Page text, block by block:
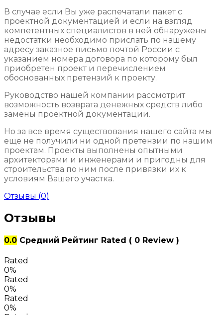
В случае если Вы уже распечатали пакет с
проектной документацией и если на взгляд
компетентных специалистов в ней обнаружены
недостатки необходимо прислать по нашему
адресу заказное письмо почтой России с
указанием номера договора по которому был
приобретен проект и перечислением
обоснованных претензий к проекту.
Руководство нашей компании рассмотрит
возможность возврата денежных средств либо
замены проектной документации.
Но за все время существования нашего сайта мы
еще не получили ни одной претензии по нашим
проектам. Проекты выполнены опытными
архитекторами и инженерами и пригодны для
строительства по ним после привязки их к
условиям Вашего участка.
Отзывы (0)
Отзывы
0.0 Средний Рейтинг Rated ( 0 Review )
Rated
0%
Rated
0%
Rated
0%